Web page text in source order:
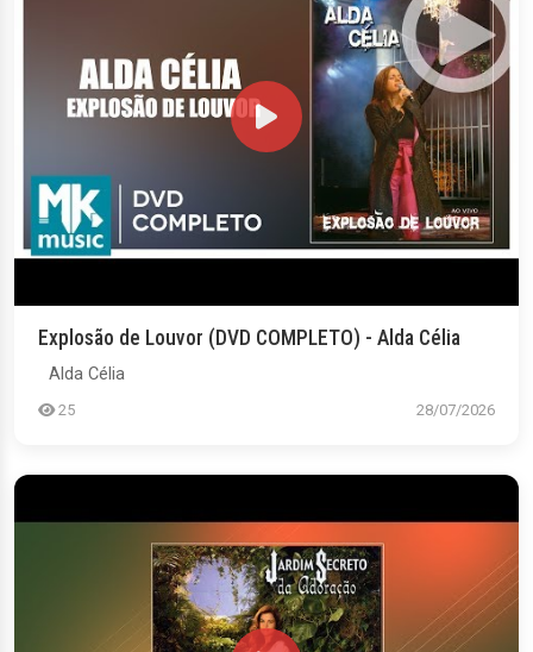
Explosão de Louvor (DVD COMPLETO) - Alda Célia
Alda Célia
25 28/07/2026